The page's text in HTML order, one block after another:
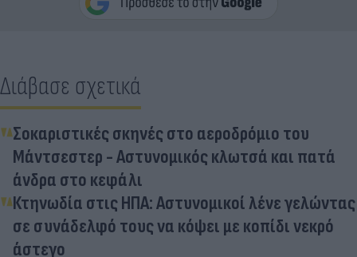
Διάβασε σχετικά
Σοκαριστικές σκηνές στο αεροδρόμιο του
Μάντσεστερ - Αστυνομικός κλωτσά και πατά
άνδρα στο κεφάλι
Κτηνωδία στις ΗΠΑ: Αστυνομικοί λένε γελώντας
σε συνάδελφό τους να κόψει με κοπίδι νεκρό
άστεγο